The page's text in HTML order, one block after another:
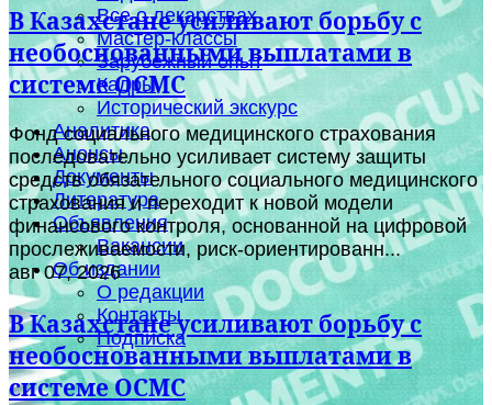
Все о лекарствах
Мастер-классы
Зарубежный опыт
Кадры
Исторический экскурс
Аналитика
Анонсы
Документы
Литература
Объявления
Вакансии
Об издании
О редакции
Контакты
Подписка
В Казахстане усиливают борьбу с
необоснованными выплатами в
системе ОСМС
Фонд социального медицинского страхования
последовательно усиливает систему защиты
средств обязательного социального медицинского
страхования и переходит к новой модели
финансового контроля, основанной на цифровой
прослеживаемости, риск-ориентированн...
авг 07, 2026
В Казахстане усиливают борьбу с
необоснованными выплатами в
системе ОСМС